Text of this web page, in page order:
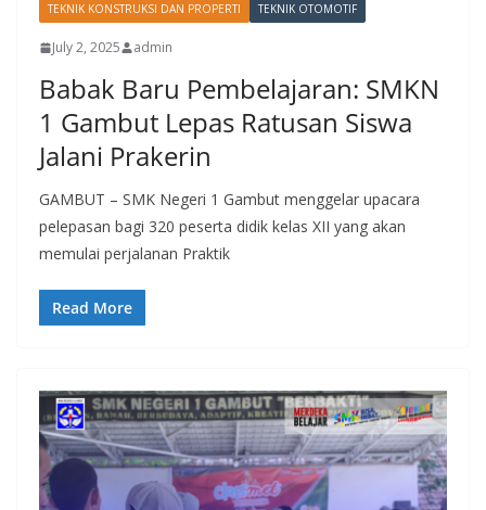
TEKNIK KONSTRUKSI DAN PROPERTI
TEKNIK OTOMOTIF
July 2, 2025 admin
Babak Baru Pembelajaran: SMKN
1 Gambut Lepas Ratusan Siswa
Jalani Prakerin
GAMBUT – SMK Negeri 1 Gambut menggelar upacara
pelepasan bagi 320 peserta didik kelas XII yang akan
memulai perjalanan Praktik
Read More